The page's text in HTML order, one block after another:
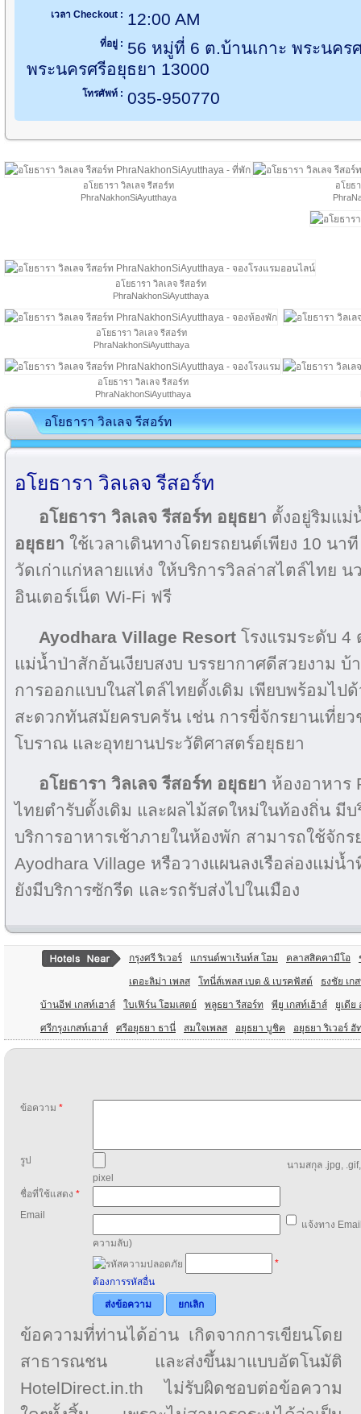
เวลา Checkout : 12:00 AM
ที่อยู่ : 56 หมู่ที่ 6 ต.บ้านเกาะ พระนคร
พระนครศรีอยุธยา 13000
โทรศัพท์ : 035-950770
อโยธารา วิลเลจ รีสอร์ท
PhraNakhonSiAyutthaya
อโยธ
อโยธารา วิลเลจ รีสอร์ท
PhraNakhonSiAyutthaya
อโยธารา วิลเลจ รีสอร์ท
PhraNakhonSiAyutthaya
อโยธารา วิลเลจ รีสอร์ท
PhraNakhonSiAyutthaya
อโยธารา วิลเลจ รีสอร์ท
อโยธารา วิลเลจ รีสอร์ท
อโยธารา วิลเลจ รีสอร์ท อยุธยา ตั้งอยู่ริมแม่
อยุธยา ใช้เวลาเดินทางโดยรถยนต์เพียง 10 น
วัดเก่าแก่หลายแห่ง ให้บริการวิลล่าสไตล์ไทย น
อินเตอร์เน็ต Wi-Fi ฟรี
Ayodhara Village Resort โรงแรมระดับ
แม่น้ำป่าสักอันเงียบสงบ บรรยากาศดีสวยงาม
การออกแบบในสไตล์ไทยดั้งเดิม เพียบพร้อมไ
สะดวกทันสมัยครบครัน เช่น การขี่จักรยานเที่ย
โบราณ และอุทยานประวัติศาสตร์อยุธยา
อโยธารา วิลเลจ รีสอร์ท อยุธยา ห้องอาหาร
ไทยตำรับดั้งเดิม และผลไม้สดใหม่ในท้องถิ่น มีบ
บริการอาหารเช้าภายในห้องพัก สามารถใช้จักร
Ayodhara Village หรือวางแผนลงเรือล่องแม่น้
ยังมีบริการซักรีด และรถรับส่งไปในเมือง
กรุงศรี ริเวอร์ แกรนด์พาเร้นท์ส โฮม คลาสสิคคามีโอ
เดอะลิม่า เพลส โทนี่ส์เพลส เบด & เบรคฟัสต์ ธงชัย เก
บ้านอีฟ เกสท์เฮาส์ ใบเฟิร์น โฮมเสตย์ พลูธยา รีสอร์ท พียู เกสท์เฮ้าส์ ยูเดีย
ศรีกรุงเกสท์เฮาส์ ศรีอยุธยา ธานี่ สมใจเพลส อยุธยา บูชิค อยุธยา ริเวอร์ ฮั
ข้อความ *
รูป
นามสกุล .jpg,
pixel
ชื่อที่ใช้แสดง *
Email
แจ้งทาง
ความลับ)
*
ต้องการรหัสอื่น
ส่งข้อความ
ยกเลิก
ข้อความที่ท่านได้อ่าน เกิดจากการเขียนโดย
สาธารณชน และส่งขึ้นมาแบบอัตโนมัติ
HotelDirect.in.th ไม่รับผิดชอบต่อข้อความ